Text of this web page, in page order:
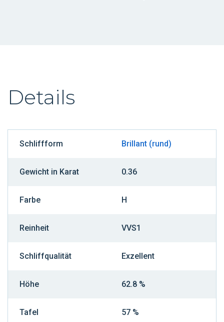
Details
Schliffform Brillant (rund)
Gewicht in Karat 0.36
Farbe H
Reinheit VVS1
Schliffqualität Exzellent
Höhe 62.8 %
Tafel 57 %